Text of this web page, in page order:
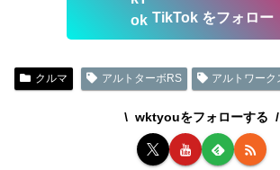
TikTok をフォロー
クルマ アルトターボRS アルトワーク
wktyouをフォローする